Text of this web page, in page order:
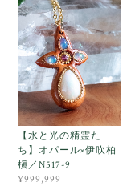
【水と光の精霊た
ち】オパール×伊吹柏
槇／N517-9
¥999,999